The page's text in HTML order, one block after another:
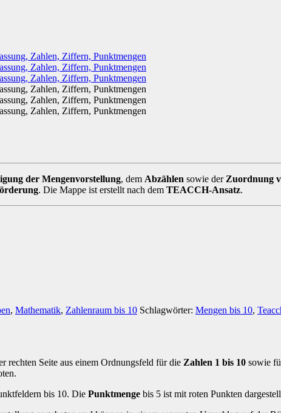
der Mengenvorstellung, dem Abzählen sowie der Zuordnung
. Die Mappe ist erstellt nach dem TEACCH-Ansatz.
, Mathematik, Zahlenraum bis 10 Schlagwörter: Mengen bis 10,
rechten Seite aus einem Ordnungsfeld für die Zahlen 1 bis 10 sowie
bis 10. Die Punktmenge bis 5 ist mit roten Punkten